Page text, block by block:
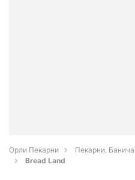
Орли Пекарни
Пекарни,
Bread Land